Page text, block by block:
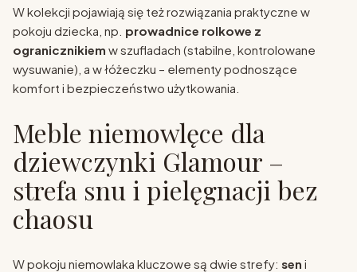
W kolekcji pojawiają się też rozwiązania praktyczne w
pokoju dziecka, np. prowadnice rolkowe z
ogranicznikiem w szufladach (stabilne, kontrolowane
wysuwanie), a w łóżeczku – elementy podnoszące
komfort i bezpieczeństwo użytkowania.
Meble niemowlęce dla
dziewczynki Glamour –
strefa snu i pielęgnacji bez
chaosu
W pokoju niemowlaka kluczowe są dwie strefy: sen i